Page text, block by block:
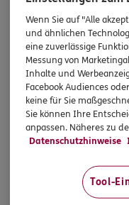
Lob und
Wenn Sie auf "Alle
und ähnlichen
eine zuverlässige
Messung von
Inhalte und
Facebook Audiences
keine für Sie
Sie können Ihre
anpassen. Näheres zu
Datenschutzhinweise
Tool-